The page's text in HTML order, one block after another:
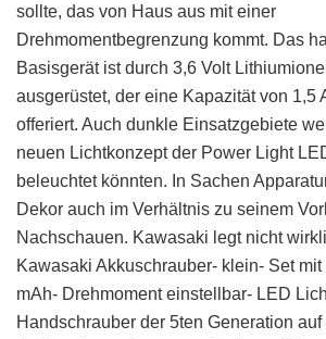
sollte, das von Haus aus mit einer
Drehmomentbegrenzung kommt. Das
Basisgerät ist durch 3,6 Volt
ausgerüstet, der eine Kapazität von 1,5
offeriert. Auch dunkle Einsatzgebiete
neuen Lichtkonzept der Power Light
beleuchtet könnten. In Sachen
Dekor auch im Verhältnis zu seinem
Nachschauen. Kawasaki legt nicht
Kawasaki Akkuschrauber- klein- Set
mAh- Drehmoment einstellbar- LED
Handschrauber der 5ten Generation